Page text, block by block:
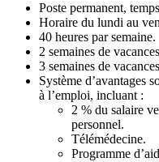
Poste permanent,
Horaire du lundi au
40 heures par semaine.
2 semaines de
3 semaines de
Système d’avantages
à l’emploi, incluant :
2 % du salaire
personnel.
Télémédecine.
Programme